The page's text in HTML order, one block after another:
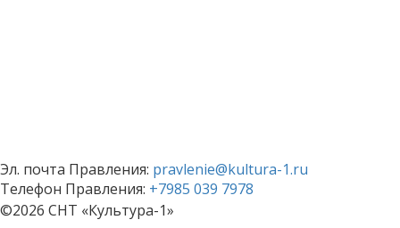
Эл. почта Правления: pravlenie@kultura-1.ru
Телефон Правления: +7985 039 7978
©2026 СНТ «Культура-1»